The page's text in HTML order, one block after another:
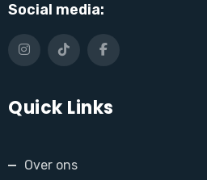
Social media:
Quick Links
Over ons